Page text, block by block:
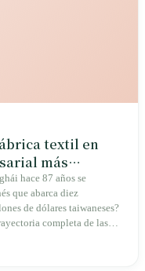
textil en
más
hace 87 años se
que abarca diez
de dólares taiwaneses?
completa de las
riesgo político.